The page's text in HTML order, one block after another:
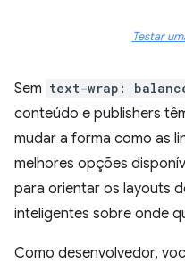
Testar
Sem text-wrap:
conteúdo e publishers
mudar a forma como as
melhores opções
para orientar os layouts
inteligentes sobre onde
Como desenvolvedor,